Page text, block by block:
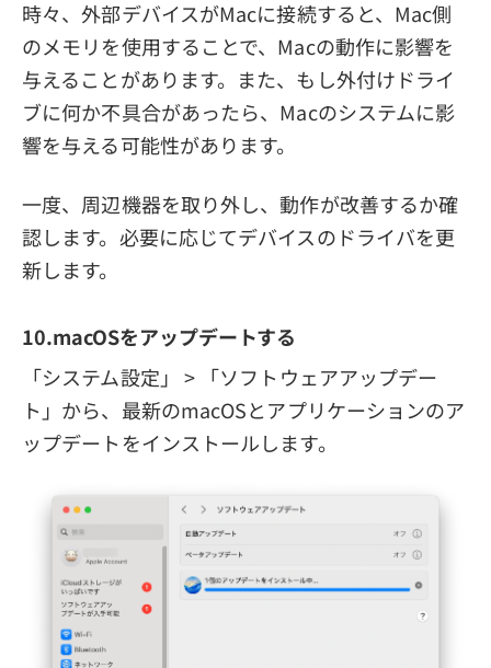
時々、外部デバイスがMacに接続すると、Mac側
のメモリを使用することで、Macの動作に影響を
与えることがあります。また、もし外付けドライ
ブに何か不具合があったら、Macのシステムに影
響を与える可能性があります。
一度、周辺機器を取り外し、動作が改善するか確
認します。必要に応じてデバイスのドライバを更
新します。
10.macOSをアップデートする
「システム設定」 > 「ソフトウェアアップデー
ト」から、最新のmacOSとアプリケーションのア
ップデートをインストールします。